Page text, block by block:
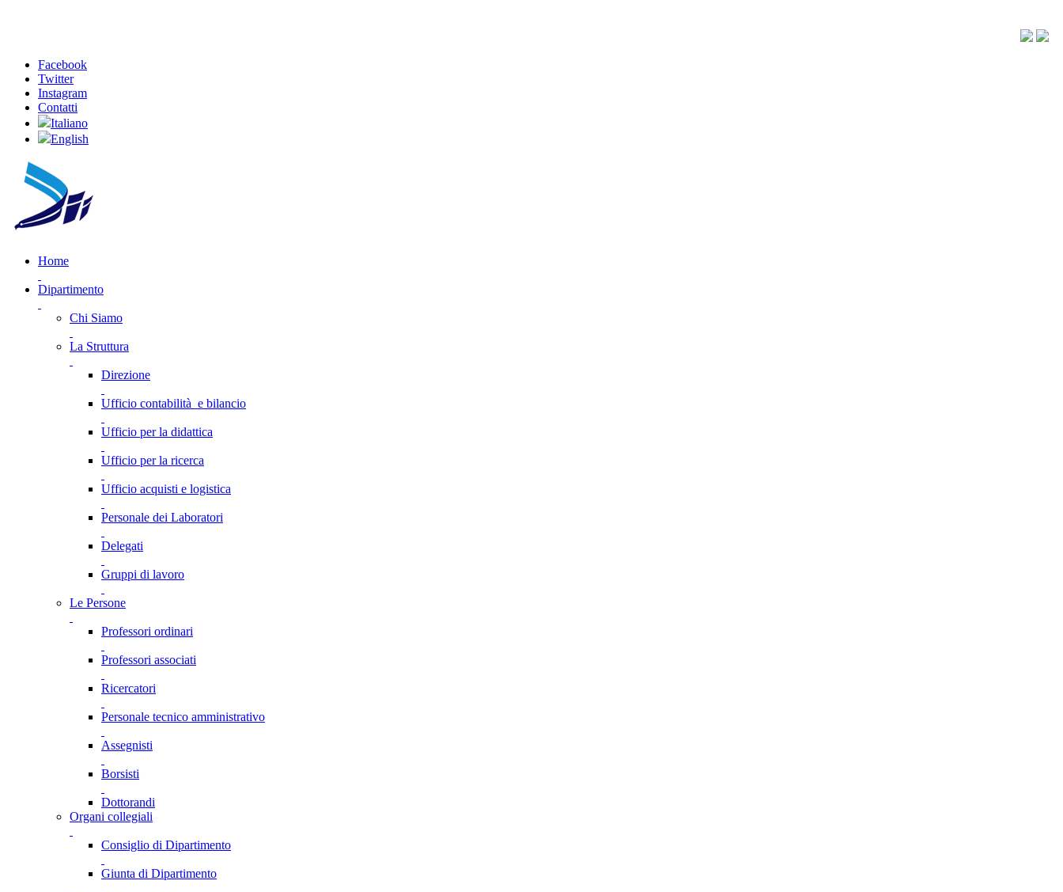
Facebook
Twitter
Instagram
Contatti
Italiano
English
Home
Dipartimento
Chi Siamo
La Struttura
Direzione
Ufficio contabilità e bilancio
Ufficio per la didattica
Ufficio per la ricerca
Ufficio acquisti e logistica
Personale dei Laboratori
Delegati
Gruppi di lavoro
Le Persone
Professori ordinari
Professori associati
Ricercatori
Personale tecnico amministrativo
Assegnisti
Borsisti
Dottorandi
Organi collegiali
Consiglio di Dipartimento
Giunta di Dipartimento